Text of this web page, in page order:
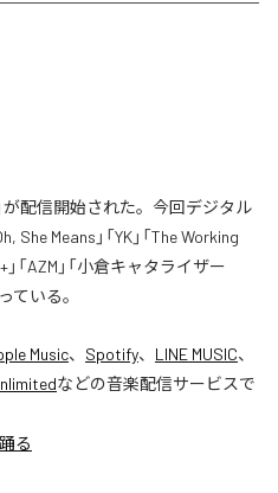
が配信開始された。今回デジタル
She Means」「YK」「The Working
「AZM」「小倉キャタライザー
ている。
Music、 Spotify、 LINE MUSIC、
などの音楽配信サービスで
る